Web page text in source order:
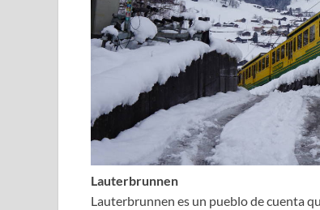
Lauterbrunnen
Lauterbrunnen es un pueblo de cuenta